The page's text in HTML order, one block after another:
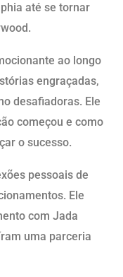
até se tornar
ao longo
engraçadas,
desafiadoras. Ele
começou e como
o sucesso.
pessoais de
Ele
com Jada
uma parceria